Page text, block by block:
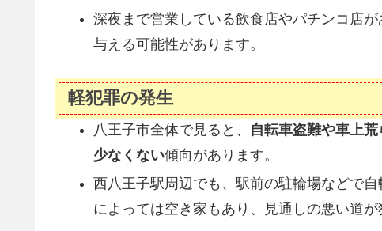
深夜まで営業している飲食店やパチンコ店
与える可能性があります。
軽犯罪の発生
八王子市全体で見ると、
自転車盗難や車上
少なくない傾向があります。
西八王子駅周辺でも、駅前の駐輪場などで
によっては空き家もあり、見通しの悪い道